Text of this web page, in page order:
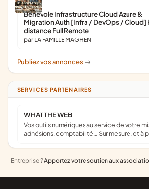
Bénévole Infrastructure Cloud Azure &
Migration Auth [Infra / DevOps / Cloud]
distance Full Remote
par LA FAMILLE MAGHEN
Publiez vos annonces ->
SERVICES PARTENAIRES
WHAT THE WEB
Vos outils numériques au service de votre mission : site web,
adhésions, comptabilité… Sur mesure, et à
Entreprise ?Apportez votre soutien aux